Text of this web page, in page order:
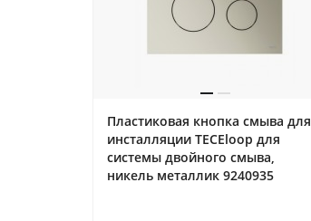
Пластиковая кнопка смыва для
инсталляции TECEloop для
системы двойного смыва,
никель металлик 9240935